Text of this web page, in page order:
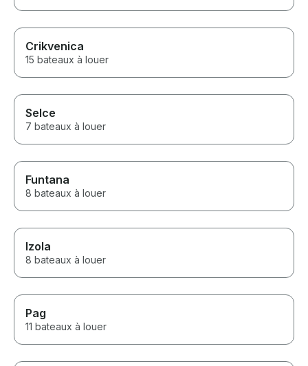
Crikvenica
15 bateaux à louer
Selce
7 bateaux à louer
Funtana
8 bateaux à louer
Izola
8 bateaux à louer
Pag
11 bateaux à louer